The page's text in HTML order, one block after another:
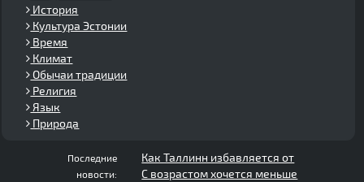
История
Культура Эстонии
Время
Климат
Обычаи традиции
Религия
Язык
Природа
Последние
новости:
Как Таллинн избавляется от
С возрастом хочется меньше